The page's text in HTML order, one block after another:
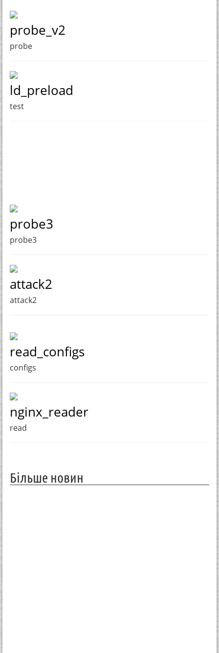
probe_v2
probe
ld_preload
test
probe3
probe3
attack2
attack2
read_configs
configs
nginx_reader
read
Більше новин